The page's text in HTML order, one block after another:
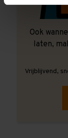
Ook
laten,
Vrijblijvend,